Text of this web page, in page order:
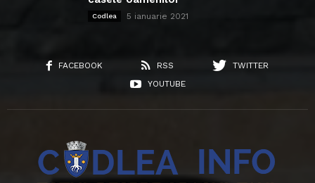
Codlea 5 ianuarie 2021
FACEBOOK RSS
TWITTER
YOUTUBE